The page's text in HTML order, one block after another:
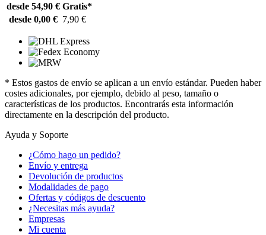
desde 54,90 € Gratis*
desde 0,00 € 7,90 €
* Estos gastos de envío se aplican a un envío estándar. Pueden haber
costes adicionales, por ejemplo, debido al peso, tamaño o
características de los productos. Encontrarás esta información
directamente en la descripción del producto.
Ayuda y Soporte
¿Cómo hago un pedido?
Envío y entrega
Devolución de productos
Modalidades de pago
Ofertas y códigos de descuento
¿Necesitas más ayuda?
Empresas
Mi cuenta